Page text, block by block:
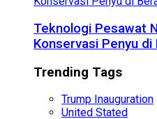
Teknologi Pesawat
Konservasi Penyu di
Trending Tags
Trump Inauguration
United Stated